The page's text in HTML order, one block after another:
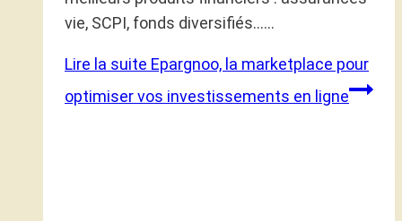
vie, SCPI, fonds diversifiés……
Lire la suite Epargnoo, la marketplace pour
optimiser vos investissements en ligne